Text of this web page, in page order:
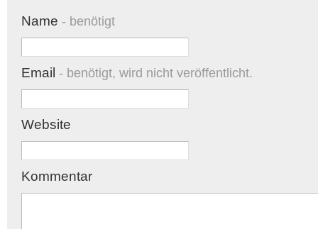
Name - benötigt
Email - benötigt, wird nicht veröffentlicht.
Website
Kommentar